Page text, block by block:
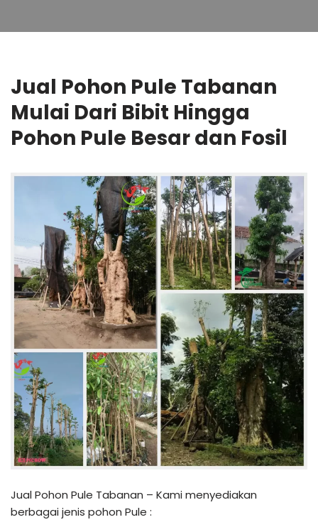
Jual Pohon Pule Tabanan
Mulai Dari Bibit Hingga
Pohon Pule Besar dan Fosil
Jual Pohon Pule Tabanan – Kami menyediakan
berbagai jenis pohon Pule :